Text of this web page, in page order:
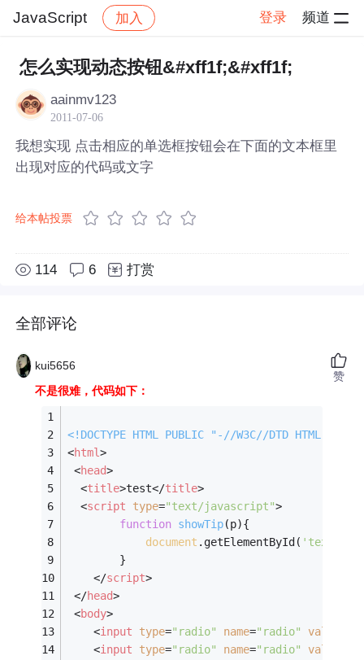
JavaScript 加入 登录 频道
社区 JavaScript 帖子详情
怎么实现动态按钮&#xff1f;&#xff1f;
aainmv123
2011-07-06
我想实现 点击相应的单选框按钮会在下面的文本框里
出现对应的代码或文字
给本帖投票
114 6 打赏
全部评论
kui5656
不是很难，代码如下：
<!DOCTYPE HTML PUBLIC
"-//W3C//DTD HTML
<html>
<head>
<title>test</title>
<script type="text/javascript">
function showTip(p){
document .getElementById( 'text'
		}
</script>
</head>
<body>
<input type="radio" name="radio" value
<input type="radio" name="radio" value
赞